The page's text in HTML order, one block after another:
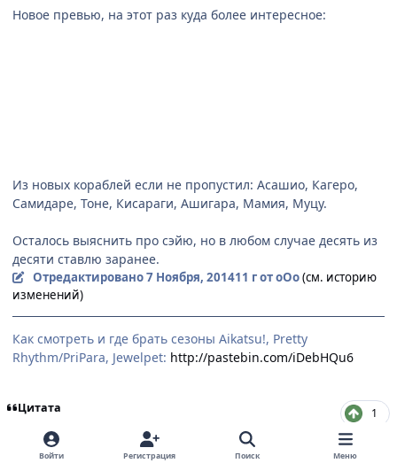
Новое превью, на этот раз куда более интересное:
Из новых кораблей если не пропустил: Асашио, Кагеро,
Самидаре, Тоне, Кисараги, Ашигара, Мамия, Муцу.
Осталось выяснить про сэйю, но в любом случае десять из
десяти ставлю заранее.
Отредактировано7 Ноября, 201411 гот оОо(см. историю
изменений)
Как смотреть и где брать сезоны Aikatsu!, Pretty
Rhythm/PriPara, Jewelpet: http://pastebin.com/iDebHQu6
Цитата 1
ДАЛЕЕ
СТРАНИЦА 1 ИЗ 3
Войти Регистрация Поиск Меню